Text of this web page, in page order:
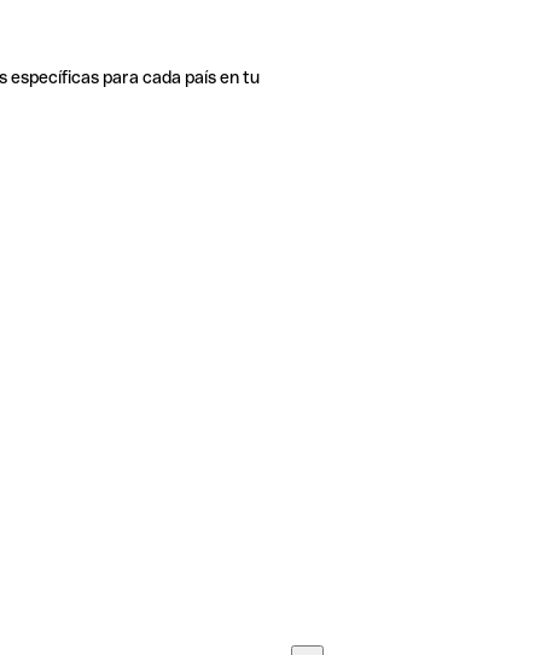
específicas para cada país en tu